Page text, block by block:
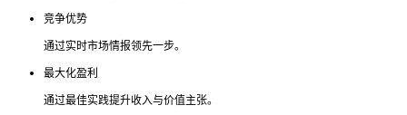
竞争优势
通过实时市场情报领先一步。
最大化盈利
通过最佳实践提升收入与价值主张。